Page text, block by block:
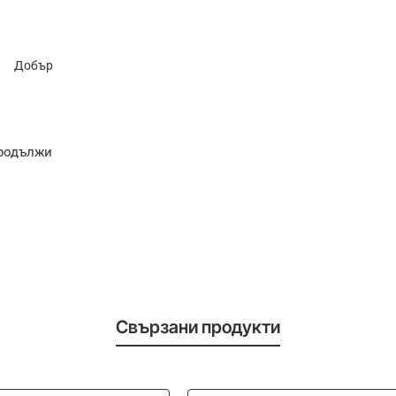
Добър
Свързани продукти